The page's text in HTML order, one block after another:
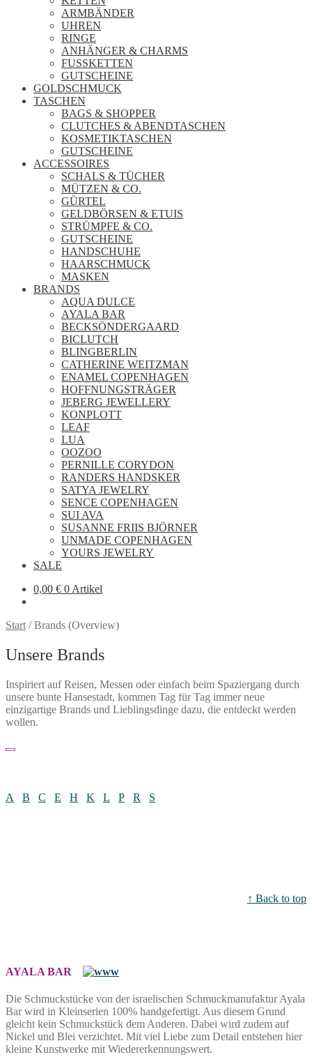
ARMBÄNDER
UHREN
RINGE
ANHÄNGER & CHARMS
FUSSKETTEN
GUTSCHEINE
GOLDSCHMUCK
TASCHEN
BAGS & SHOPPER
CLUTCHES & ABENDTASCHEN
KOSMETIKTASCHEN
GUTSCHEINE
ACCESSOIRES
SCHALS & TÜCHER
MÜTZEN & CO.
GÜRTEL
GELDBÖRSEN & ETUIS
STRÜMPFE & CO.
GUTSCHEINE
HANDSCHUHE
HAARSCHMUCK
MASKEN
BRANDS
AQUA DULCE
AYALA BAR
BECKSÖNDERGAARD
BICLUTCH
BLINGBERLIN
CATHERINE WEITZMAN
ENAMEL COPENHAGEN
HOFFNUNGSTRÄGER
JEBERG JEWELLERY
KONPLOTT
LEAF
LUA
OOZOO
PERNILLE CORYDON
RANDERS HANDSKER
SATYA JEWELRY
SENCE COPENHAGEN
SUI AVA
SUSANNE FRIIS BJÖRNER
UNMADE COPENHAGEN
YOURS JEWELRY
SALE
0,00 € 0 Artikel
Start /Brands (Overview)
Unsere Brands
Inspiriert auf Reisen, Messen oder einfach beim Spaziergang durch
unsere bunte Hansestadt, kommen Tag für Tag immer neue
einzigartige Brands und Lieblingsdinge dazu, die entdeckt werden
wollen.
A B C E H K L P R S
↑ Back to top
AYALA BAR
Die Schmuckstücke von der israelischen Schmuckmanufaktur Ayala
Bar wird in Kleinserien 100% handgefertigt. Aus diesem Grund
gleicht kein Schmuckstück dem Anderen. Dabei wird zudem auf
Nickel und Blei verzichtet. Mit viel Liebe zum Detail entstehen hier
kleine Kunstwerke mit Wiedererkennungswert.